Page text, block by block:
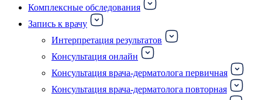
Комплексные обследования
Запись к врачу
Интерпретация результатов
Консультация онлайн
Консультация врача-дерматолога первичная
Консультация врача-дерматолога повторная